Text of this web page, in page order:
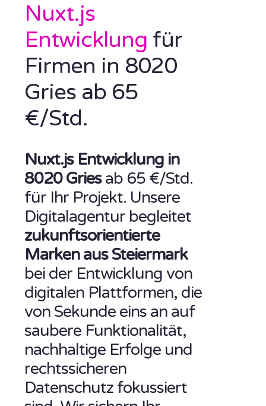
Nuxt.js
Entwicklung für
Firmen in 8020
Gries ab 65
€/Std.
Nuxt.js Entwicklung in
8020 Griesab 65 €/Std.
für Ihr Projekt. Unsere
Digitalagentur begleitet
zukunftsorientierte
Marken aus Steiermark
bei der Entwicklung von
digitalen Plattformen, die
von Sekunde eins an auf
saubere Funktionalität,
nachhaltige Erfolge und
rechtssicheren
Datenschutz fokussiert